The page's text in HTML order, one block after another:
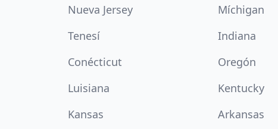
Nueva Jersey Míchigan
Tenesí Indiana
Conécticut Oregón
Luisiana Kentucky
Kansas Arkansas